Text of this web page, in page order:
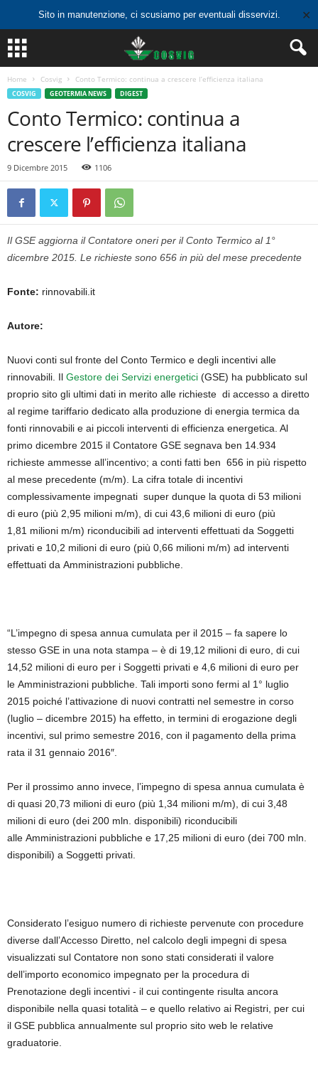
Sito in manutenzione, ci scusiamo per eventuali disservizi. ✕
Home Cosvig Conto Termico: continua a crescere l’efficienza italiana
COSVIG GEOTERMIA NEWS DIGEST
Conto Termico: continua a
crescere l’efficienza italiana
9 Dicembre 2015 1106
Il GSE aggiorna il Contatore oneri per il Conto Termico al 1°
dicembre 2015. Le richieste sono 656 in più del mese precedente
Fonte: rinnovabili.it
Autore:
Nuovi conti sul fronte del Conto Termico e degli incentivi alle
rinnovabili. Il Gestore dei Servizi energetici (GSE) ha pubblicato sul
proprio sito gli ultimi dati in merito alle richieste di accesso a diretto
al regime tariffario dedicato alla produzione di energia termica da
fonti rinnovabili e ai piccoli interventi di efficienza energetica. Al
primo dicembre 2015 il Contatore GSE segnava ben 14.934
richieste ammesse all’incentivo; a conti fatti ben 656 in più rispetto
al mese precedente (m/m). La cifra totale di incentivi
complessivamente impegnati super dunque la quota di 53 milioni
di euro (più 2,95 milioni m/m), di cui 43,6 milioni di euro (più
1,81 milioni m/m) riconducibili ad interventi effettuati da Soggetti
privati e 10,2 milioni di euro (più 0,66 milioni m/m) ad interventi
effettuati da Amministrazioni pubbliche.
“L’impegno di spesa annua cumulata per il 2015 – fa sapere lo
stesso GSE in una nota stampa – è di 19,12 milioni di euro, di cui
14,52 milioni di euro per i Soggetti privati e 4,6 milioni di euro per
le Amministrazioni pubbliche. Tali importi sono fermi al 1° luglio
2015 poiché l’attivazione di nuovi contratti nel semestre in corso
(luglio – dicembre 2015) ha effetto, in termini di erogazione degli
incentivi, sul primo semestre 2016, con il pagamento della prima
rata il 31 gennaio 2016″.
Per il prossimo anno invece, l’impegno di spesa annua cumulata è
di quasi 20,73 milioni di euro (più 1,34 milioni m/m), di cui 3,48
milioni di euro (dei 200 mln. disponibili) riconducibili
alle Amministrazioni pubbliche e 17,25 milioni di euro (dei 700 mln.
disponibili) a Soggetti privati.
Considerato l’esiguo numero di richieste pervenute con procedure
diverse dall’Accesso Diretto, nel calcolo degli impegni di spesa
visualizzati sul Contatore non sono stati considerati il valore
dell’importo economico impegnato per la procedura di
Prenotazione degli incentivi ‐ il cui contingente risulta ancora
disponibile nella quasi totalità – e quello relativo ai Registri, per cui
il GSE pubblica annualmente sul proprio sito web le relative
graduatorie.